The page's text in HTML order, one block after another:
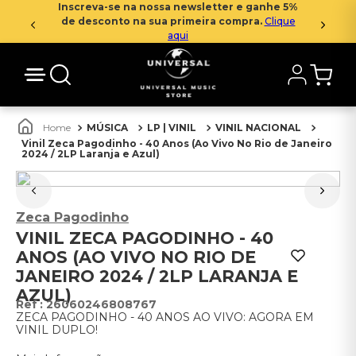
Inscreva-se na nossa newsletter e ganhe 5%
de desconto na sua primeira compra. Clique
aqui
MÚSICA LP | VINIL
VINIL NACIONAL
Vinil Zeca Pagodinho - 40 Anos (Ao Vivo No Rio de Janeiro
2024 / 2LP Laranja e Azul)
Zeca Pagodinho
VINIL ZECA PAGODINHO - 40
ANOS (AO VIVO NO RIO DE
JANEIRO 2024 / 2LP LARANJA E
AZUL)
:26060246808767
ZECA PAGODINHO - 40 ANOS AO VIVO: AGORA EM
VINIL DUPLO!